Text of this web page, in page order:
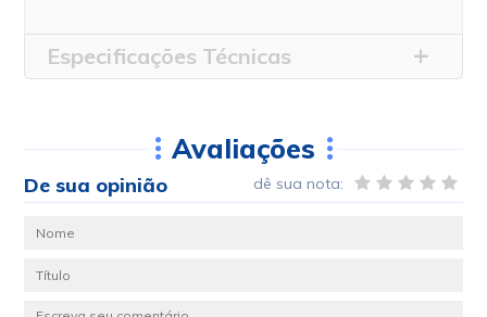
Especificações Técnicas
Avaliações
De sua opinião dê sua nota: